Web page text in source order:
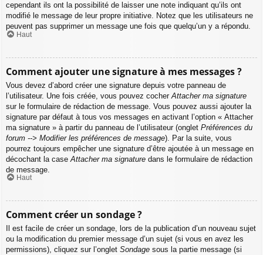
cependant ils ont la possibilité de laisser une note indiquant qu’ils ont
modifié le message de leur propre initiative. Notez que les utilisateurs ne
peuvent pas supprimer un message une fois que quelqu’un y a répondu.
Haut
Comment ajouter une signature à mes messages ?
Vous devez d’abord créer une signature depuis votre panneau de
l’utilisateur. Une fois créée, vous pouvez cocher Attacher ma signature
sur le formulaire de rédaction de message. Vous pouvez aussi ajouter la
signature par défaut à tous vos messages en activant l’option « Attacher
ma signature » à partir du panneau de l’utilisateur (onglet Préférences du
forum --> Modifier les préférences de message). Par la suite, vous
pourrez toujours empêcher une signature d’être ajoutée à un message en
décochant la case Attacher ma signature dans le formulaire de rédaction
de message.
Haut
Comment créer un sondage ?
Il est facile de créer un sondage, lors de la publication d’un nouveau sujet
ou la modification du premier message d’un sujet (si vous en avez les
permissions), cliquez sur l’onglet Sondage sous la partie message (si